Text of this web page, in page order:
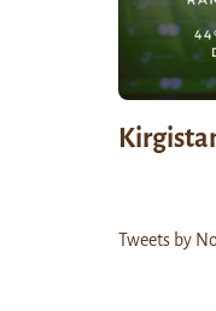
Tweets by